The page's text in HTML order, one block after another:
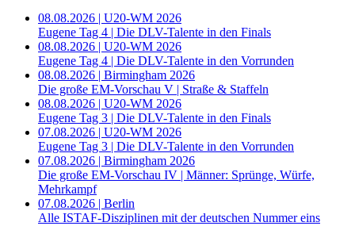
08.08.2026 | U20-WM 2026
Eugene Tag 4 | Die DLV-Talente in den Finals
08.08.2026 | U20-WM 2026
Eugene Tag 4 | Die DLV-Talente in den Vorrunden
08.08.2026 | Birmingham 2026
Die große EM-Vorschau V | Straße & Staffeln
08.08.2026 | U20-WM 2026
Eugene Tag 3 | Die DLV-Talente in den Finals
07.08.2026 | U20-WM 2026
Eugene Tag 3 | Die DLV-Talente in den Vorrunden
07.08.2026 | Birmingham 2026
Die große EM-Vorschau IV | Männer: Sprünge, Würfe,
Mehrkampf
07.08.2026 | Berlin
Alle ISTAF-Disziplinen mit der deutschen Nummer eins